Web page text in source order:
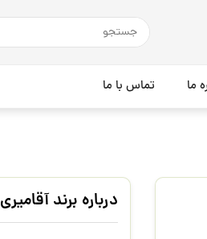
ما تماس با ما
درباره برند آقامیری